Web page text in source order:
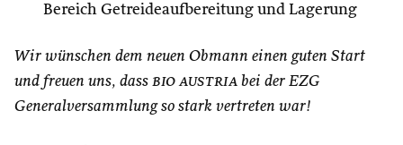
Bereich Getreideaufbereitung und Lagerung
Wir wünschen dem neuen Obmann einen guten Start
und freuen uns, dass bio austria bei der EZG
Generalversammlung so stark vertreten war!